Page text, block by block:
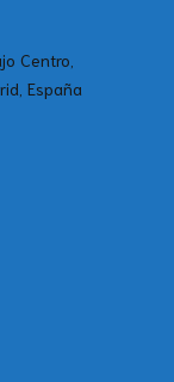
Centro,
España